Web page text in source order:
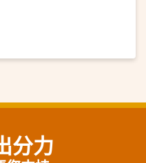
分力